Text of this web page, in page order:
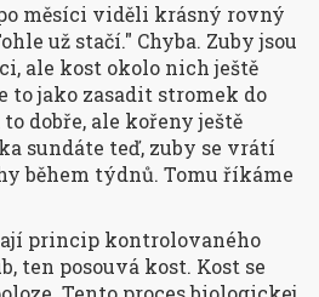
měsíci viděli krásný rovný
už stačí." Chyba. Zuby jsou
ale kost okolo nich ještě
to jako zasadit stromek do
dobře, ale kořeny ještě
sundáte teď, zuby se vrátí
během týdnů. Tomu říkáme
princip kontrolovaného
ten posouvá kost. Kost se